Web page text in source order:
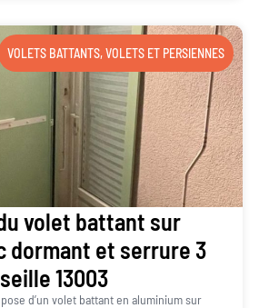
VOLETS BATTANTS,VOLETS ET PERSIENNES
volet battant sur
dormant et serrure 3
13003
d’un volet battant en aluminium sur